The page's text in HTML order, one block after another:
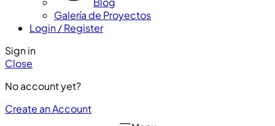
Galería de Proyectos
Login / Register
Sign in
Close
No account yet?
Create an Account